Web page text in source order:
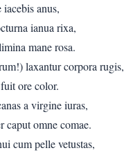
anus,
ianua rixa,
mane rosa.
laxantur corpora rugis,
ore color.
a virgine iuras,
caput omne comae.
cum pelle vetustas,